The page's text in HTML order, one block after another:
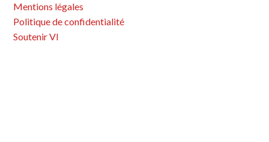
Mentions légales
Politique de confidentialité
Soutenir VI